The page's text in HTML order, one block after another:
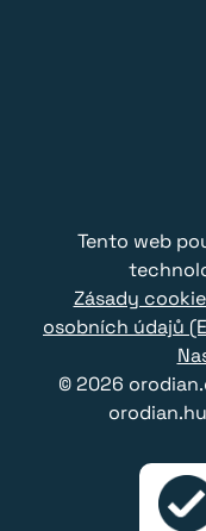
Tento web
Zásady
osobních údajů
© 2026
orodian.hu